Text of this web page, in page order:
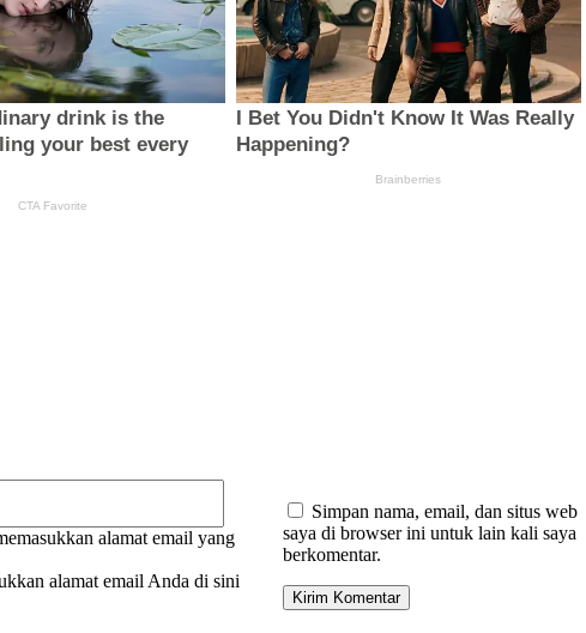
alamat email yang
alamat email Anda di sini
Simpan nama, email, dan situs web
saya di browser ini untuk lain kali saya
berkomentar.